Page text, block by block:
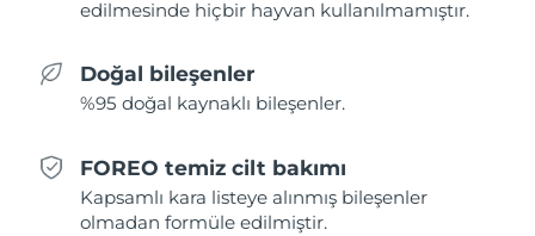
edilmesinde hiçbir hayvan kullanılmamıştır.
Doğal bileşenler
%95 doğal kaynaklı bileşenler.
FOREO temiz cilt bakımı
Kapsamlı kara listeye alınmış bileşenler
olmadan formüle edilmiştir.
Yeni Zelanda
Tahmini teslim tarihi
Norveç
Tahmini teslim tarihi
08/08/2026